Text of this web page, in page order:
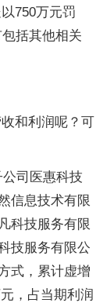
750万元罚
括其他相关
和利润呢？可
司医惠科技
信息技术有限
科技服务有限
技服务有限公
式，累计虚增
，占当期利润